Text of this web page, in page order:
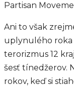
Partisan
Ani to však
uplynulého roka
terorizmus 12
šesť tínedžerov.
rokov, keď si